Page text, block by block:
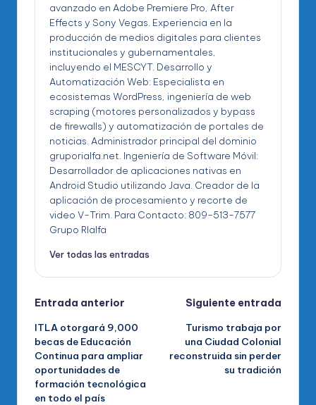
avanzado en Adobe Premiere Pro, After
Effects y Sony Vegas. Experiencia en la
producción de medios digitales para clientes
institucionales y gubernamentales,
incluyendo el MESCYT. Desarrollo y
Automatización Web: Especialista en
ecosistemas WordPress, ingeniería de web
scraping (motores personalizados y bypass
de firewalls) y automatización de portales de
noticias. Administrador principal del dominio
gruporialfa.net. Ingeniería de Software Móvil:
Desarrollador de aplicaciones nativas en
Android Studio utilizando Java. Creador de la
aplicación de procesamiento y recorte de
video V-Trim. Para Contacto: 809-513-7577
Grupo RIalfa
Ver todas las entradas
Navegación
de
entradas
Entrada anterior
ITLA otorgará 9,000
becas de Educación
Continua para ampliar
oportunidades de
formación tecnológica
en todo el país
Siguiente entrada
Turismo trabaja por
una Ciudad Colonial
reconstruida sin perder
su tradición